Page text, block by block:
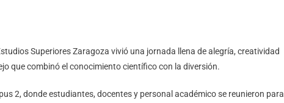
Superiores Zaragoza vivió una jornada llena de alegría, creatividad
que combinó el conocimiento científico con la diversión.
2, donde estudiantes, docentes y personal académico se reunieron para